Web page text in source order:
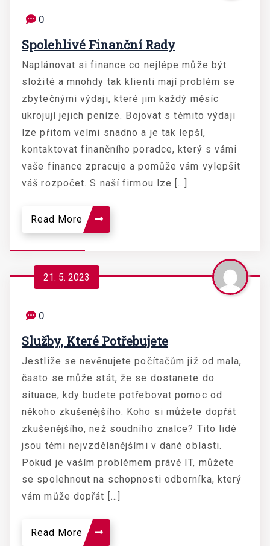
0
Spolehlivé Finanční Rady
Naplánovat si finance co nejlépe může být
složité a mnohdy tak klienti mají problém se
zbytečnými výdaji, které jim každý měsíc
ukrojují jejich peníze. Bojovat s těmito výdaji
lze přitom velmi snadno a je tak lepší,
kontaktovat finančního poradce, který s vámi
vaše finance zpracuje a pomůže vám vylepšit
váš rozpočet. S naší firmou lze […]
Read More
21. 5. 2023
0
Služby, Které Potřebujete
Jestliže se nevěnujete počítačům již od mala,
často se může stát, že se dostanete do
situace, kdy budete potřebovat pomoc od
někoho zkušenějšího. Koho si můžete dopřát
zkušenějšího, než soudního znalce? Tito lidé
jsou těmi nejvzdělanějšími v dané oblasti.
Pokud je vaším problémem právě IT, můžete
se spolehnout na schopnosti odborníka, který
vám může dopřát […]
Read More